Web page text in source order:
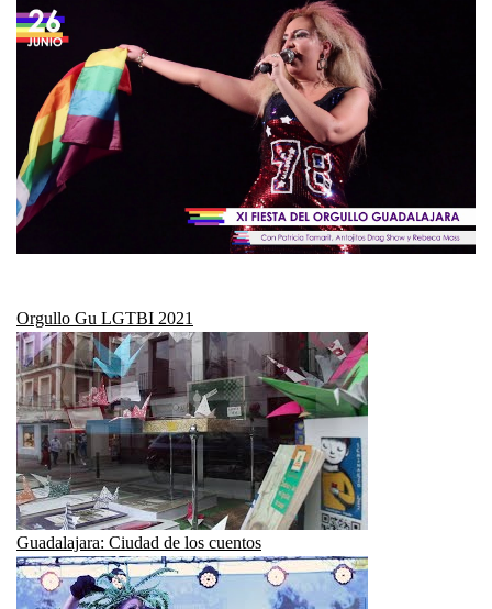
Orgullo Gu LGTBI 2021
Guadalajara: Ciudad de los cuentos